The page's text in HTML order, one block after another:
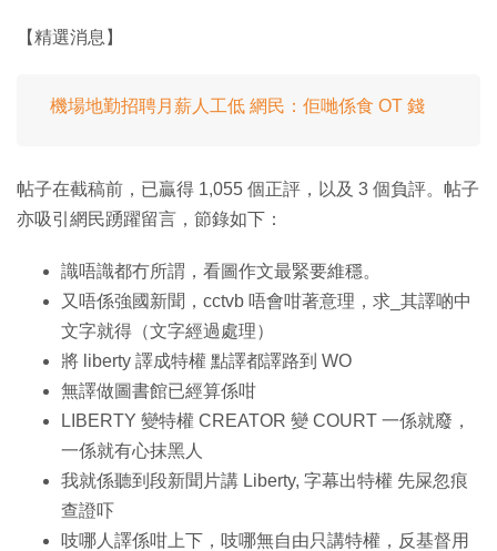
【精選消息】
機場地勤招聘月薪人工低 網民：佢哋係食 OT 錢
帖子在截稿前，已贏得 1,055 個正評，以及 3 個負評。帖子
亦吸引網民踴躍留言，節錄如下：
識唔識都冇所謂，看圖作文最緊要維穩。
又唔係強國新聞，cctvb 唔會咁著意理，求_其譯啲中
文字就得（文字經過處理）
將 liberty 譯成特權 點譯都譯路到 WO
無譯做圖書館已經算係咁
LIBERTY 變特權 CREATOR 變 COURT 一係就廢，
一係就有心抹黑人
我就係聽到段新聞片講 Liberty, 字幕出特權 先屎忽痕
查證吓
吱哪人譯係咁上下，吱哪無自由只講特權，反基督用